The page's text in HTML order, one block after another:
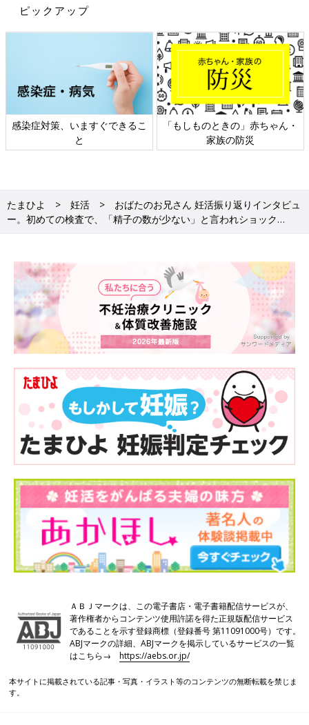
ピックアップ
感染症対策、いますぐできるこ
と
「もしものときの」赤ちゃん・
家族の防災
たまひよ 妊活
おばたのお兄さん 妊活振り返りインタビュ
ー。初めての検査で、「精子の数が少ない」と言われショック…
ＡＢＪマークは、この電子書店・電子書籍配信サービスが、
著作権者からコンテンツ使用許諾を得た正規版配信サービス
であることを示す登録商標（登録番号 第11091000号）です。
ABJマークの詳細、ABJマークを掲示しているサービスの一覧
はこちら→https://aebs.or.jp/
本サイトに掲載されている記事・写真・イラスト等のコンテンツの無断転載を禁じま
す。